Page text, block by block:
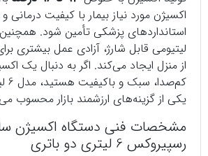
اکسیژن مورد نیاز بیمار با کیفیت درمانی
استانداردهای پزشکی تأمین شود.
لیتیومی قابل شارژ، آزادی عمل بیشتری
از منزل ایجاد می‌کند. اگر به دنبال یک
یکی از گزینه‌های ارزشمند بازار محسوب
مشخصات فنی دستگاه اکسیژن
رسپیروکس 6 لیتری دو باتری